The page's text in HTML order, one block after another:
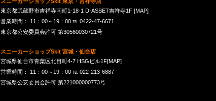
東京都武蔵野市吉祥寺南町1-18-1 D-ASSET吉祥寺1F[MAP]
営業時間： 11：00～19：00 ℡ 0422-47-6671
東京都公安委員会許可 第30560030721号
スニーカーショップSkit 宮城・仙台店
宮城県仙台市青葉区北目町4-7 HSGビル1F[MAP]
営業時間： 11：00～19：00 ℡ 022-213-6887
宮城県公安委員会許可 第221000000773号